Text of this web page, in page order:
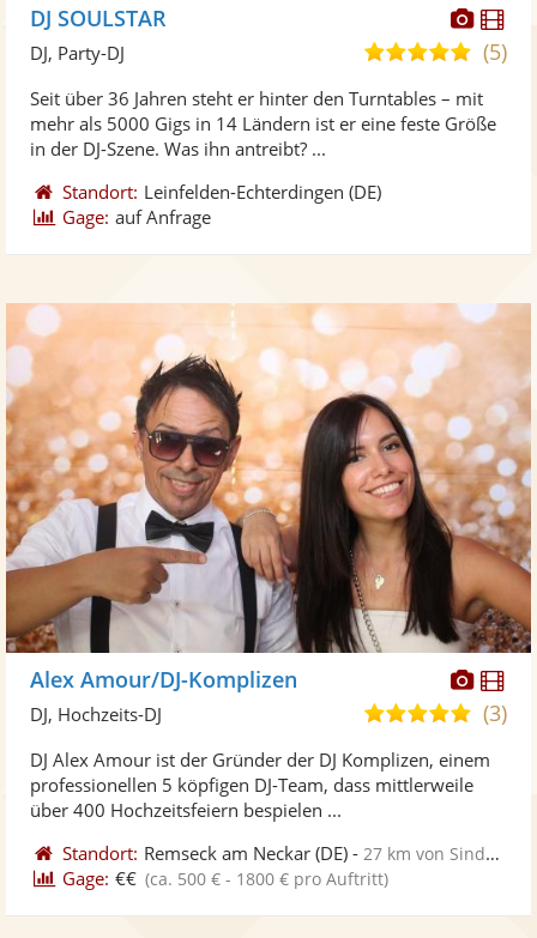
Fotos
DJ SOULSTAR
5,0
5
(5)
DJ, Party-DJ
Seit über 36 Jahren steht er hinter den Turntables – mit
mehr als 5000 Gigs in 14 Ländern ist er eine feste Größe
in der DJ-Szene. Was ihn antreibt? ...
Standort: Leinfelden-Echterdingen (DE)
Gage: auf Anfrage
Fotos
Alex Amour/DJ-Komplizen
5,0
5
(3)
DJ, Hochzeits-DJ
DJ Alex Amour ist der Gründer der DJ Komplizen, einem
professionellen 5 köpfigen DJ-Team, dass mittlerweile
über 400 Hochzeitsfeiern bespielen ...
Standort: Remseck am Neckar (DE) - 27 km von Sindelfingen
Gage: €€ (ca. 500 € - 1800 € pro Auftritt)